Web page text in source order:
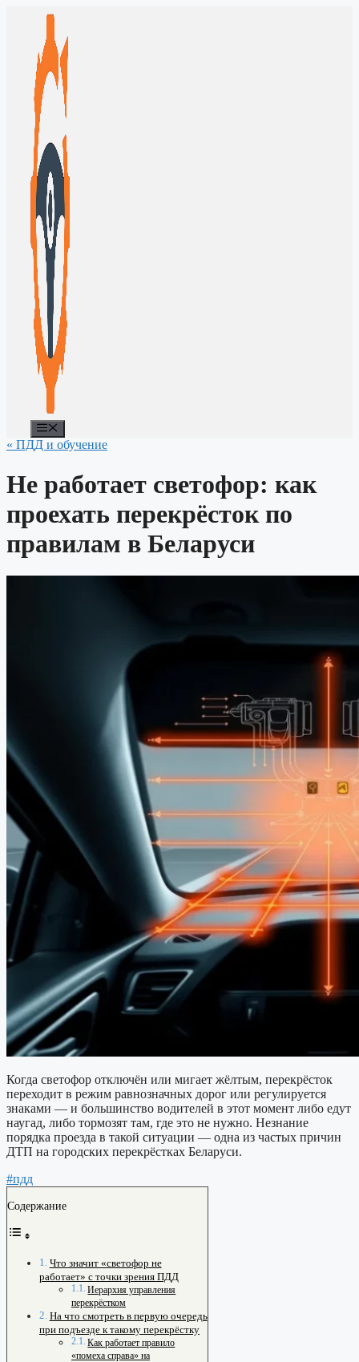
Перейти
содержимому
« ПДД и обучение
Не работает светофор: как
проехать перекрёсток по
правилам в Беларуси
Когда светофор отключён или мигает жёлтым, перекрёсток
переходит в режим равнозначных дорог или регулируется
знаками — и большинство водителей в этот момент либо едут
наугад, либо тормозят там, где это не нужно. Незнание
порядка проезда в такой ситуации — одна из частых причин
ДТП на городских перекрёстках Беларуси.
#пдд
Содержание
Что значит «светофор не
работает» с точки зрения ПДД
Иерархия управления
перекрёстком
На что смотреть в первую очередь
при подъезде к такому перекрёстку
Как работает правило
«помеха справа» на